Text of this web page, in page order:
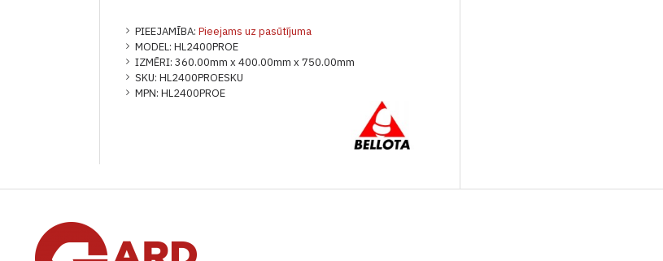
PIEEJAMĪBA: Pieejams uz pasūtījuma
MODEL: HL2400PROE
IZMĒRI: 360.00mm x 400.00mm x 750.00mm
SKU: HL2400PROESKU
MPN: HL2400PROE